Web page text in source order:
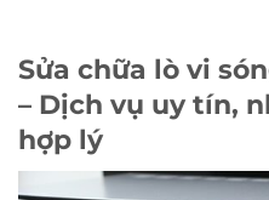
Sửa chữa lò vi
– Dịch vụ uy tín,
hợp lý